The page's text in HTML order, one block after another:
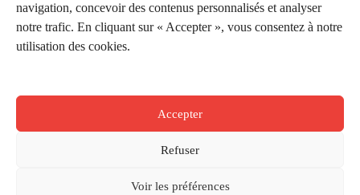
navigation, concevoir des contenus personnalisés et analyser
notre trafic. En cliquant sur « Accepter », vous consentez à notre
utilisation des cookies.
Accepter
Refuser
Voir les préférences
Application